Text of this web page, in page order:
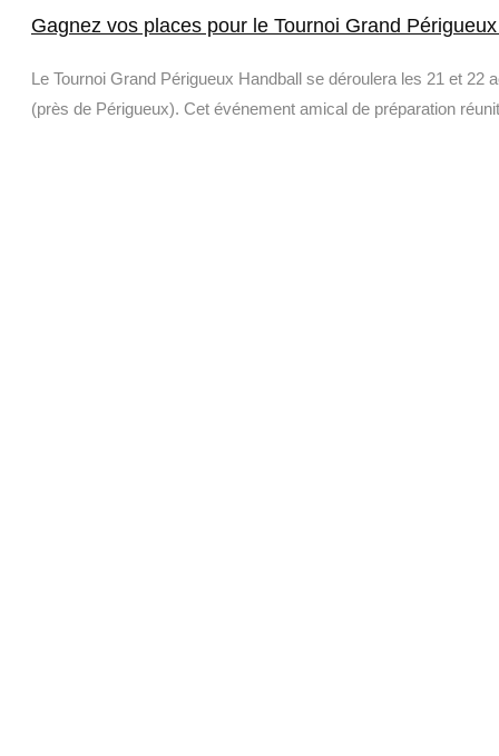
Gagnez vos places pour le Tournoi Grand
Le Tournoi Grand Périgueux Handball se déroulera les 21 et 22
(près de Périgueux). Cet événement amical de préparation